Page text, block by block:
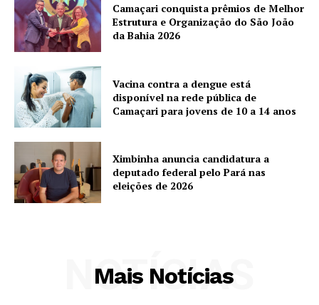
Camaçari conquista prêmios de Melhor
Estrutura e Organização do São João
da Bahia 2026
Vacina contra a dengue está
disponível na rede pública de
Camaçari para jovens de 10 a 14 anos
Ximbinha anuncia candidatura a
deputado federal pelo Pará nas
eleições de 2026
Mais Notícias
NOTÍCIAS